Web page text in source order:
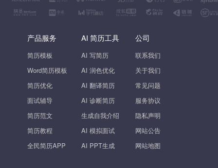
产品服务
简历模板
Word简历模板
简历优化
面试辅导
简历范文
简历教程
全民简历APP
AI 简历工具
AI 写简历
AI 润色优化
AI 翻译简历
AI 诊断简历
生成自我介绍
AI 模拟面试
AI PPT生成
公司
联系我们
关于我们
常见问题
服务协议
隐私声明
网站公告
网站地图